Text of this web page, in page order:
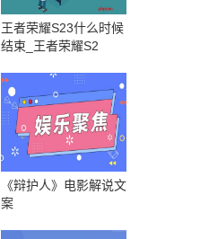
王者荣耀S23什么时候
结束_王者荣耀S2
《辩护人》电影解说文
案